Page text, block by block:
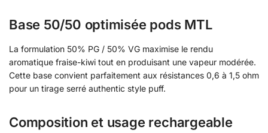
Base 50/50 optimisée pods MTL
La formulation 50% PG / 50% VG maximise le rendu
aromatique fraise-kiwi tout en produisant une vapeur modérée.
Cette base convient parfaitement aux résistances 0,6 à 1,5 ohm
pour un tirage serré authentic style puff.
Composition et usage rechargeable